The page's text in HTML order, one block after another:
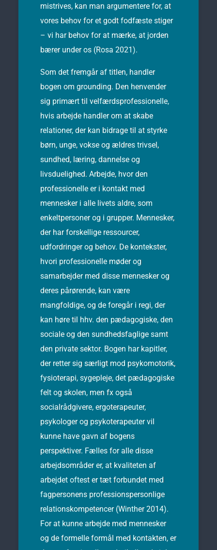
mistrives, kan man argumentere for, at
vores behov for et godt fodfæste stiger
– vi har behov for at mærke, at jorden
bærer under os (Rosa 2021).
Som det fremgår af titlen, handler
bogen om grounding. Den henvender
sig primært til velfærdsprofessionelle,
hvis arbejde handler om at skabe
relationer, der kan bidrage til at styrke
børn, unge, vokse og ældres trivsel,
sundhed, læring, dannelse og
livsduelighed. Arbejde, hvor den
professionelle er i kontakt med
mennesker i alle livets aldre, som
enkeltpersoner og i grupper. Mennesker,
der har forskellige ressourcer,
udfordringer og behov. De kontekster,
hvori professionelle møder og
samarbejder med disse mennesker og
deres pårørende, kan være
mangfoldige, og de foregår i regi, der
kan høre til hhv. den pædagogiske, den
sociale og den sundhedsfaglige samt
den private sektor. Bogen har kapitler,
der retter sig særligt mod psykomotorik,
fysioterapi, sygepleje, det pædagogiske
felt og skolen, men fx også
socialrådgivere, ergoterapeuter,
psykologer og psykoterapeuter vil
kunne have gavn af bogens
perspektiver. Fælles for alle disse
arbejdsområder er, at kvaliteten af
arbejdet oftest er tæt forbundet med
fagpersonens professionspersonlige
relationskompetencer (Winther 2014).
For at kunne arbejde med mennesker
og de formelle formål med kontakten, er